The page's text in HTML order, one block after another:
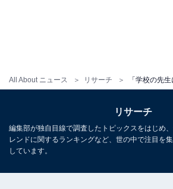
All About ニュース リサーチ
1 2 3 4 5
リサーチ
編集部が独自目線で調査したトピックスをはじめ
レンドに関するランキングなど、世の中で注目を
しています。